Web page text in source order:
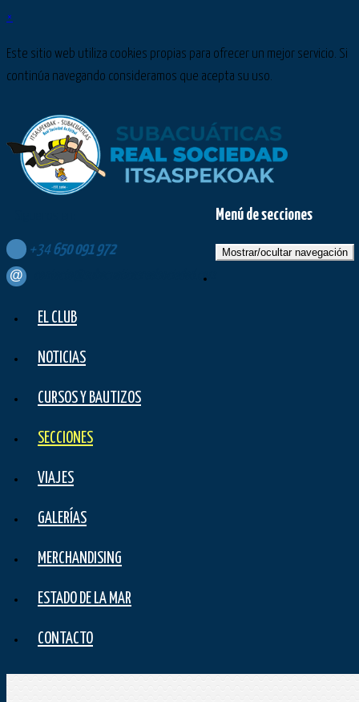
×
Este sitio web utiliza cookies propias para ofrecer un mejor servicio. Si
continúa navegando consideramos que acepta su uso.
+34 650 091 972
contacto@subacuaticasrealsociedad.com
Menú de secciones
Mostrar/ocultar navegación
EL CLUB
NOTICIAS
CURSOS Y BAUTIZOS
SECCIONES
VIAJES
GALERÍAS
MERCHANDISING
ESTADO DE LA MAR
CONTACTO